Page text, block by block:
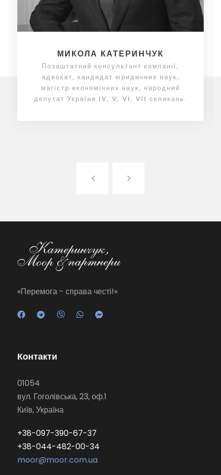
МИКОЛА КАТЕРИНЧУК
Позаштатний консультант компанії,
адвокат, кандидат юридичних наук,
магістр економічних наук, народний
депутат України IV, V, VI, VII скликань.
«Перемога - справа честі!»
Контакти
01054
вул. Гоголівська, 23, оф.1
Київ, Україна
+38-097-390-67-37
+38-044-482-00-34
moor@moor.com.ua